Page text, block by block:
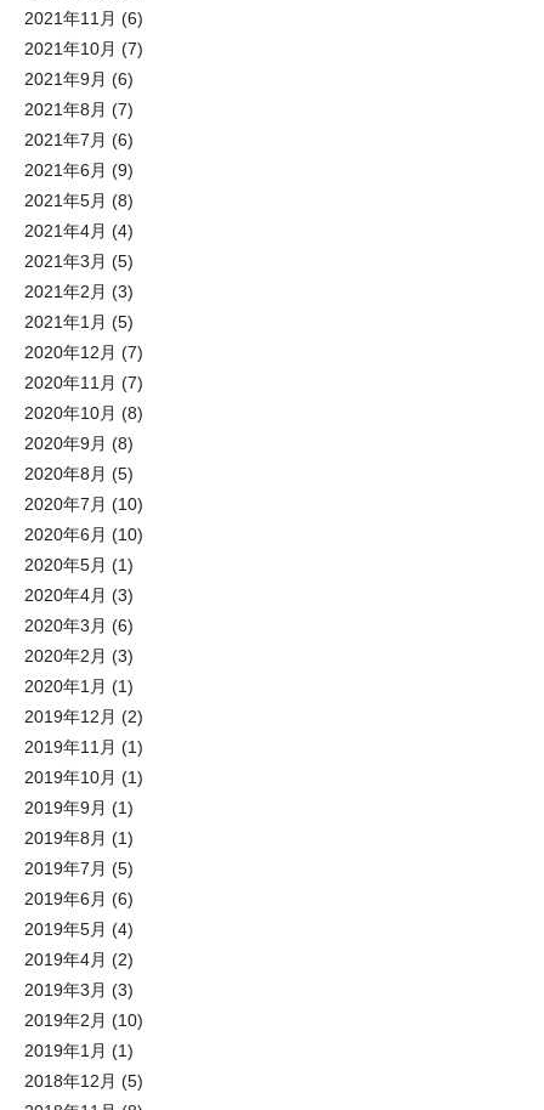
2021年11月 (6)
2021年10月 (7)
2021年9月 (6)
2021年8月 (7)
2021年7月 (6)
2021年6月 (9)
2021年5月 (8)
2021年4月 (4)
2021年3月 (5)
2021年2月 (3)
2021年1月 (5)
2020年12月 (7)
2020年11月 (7)
2020年10月 (8)
2020年9月 (8)
2020年8月 (5)
2020年7月 (10)
2020年6月 (10)
2020年5月 (1)
2020年4月 (3)
2020年3月 (6)
2020年2月 (3)
2020年1月 (1)
2019年12月 (2)
2019年11月 (1)
2019年10月 (1)
2019年9月 (1)
2019年8月 (1)
2019年7月 (5)
2019年6月 (6)
2019年5月 (4)
2019年4月 (2)
2019年3月 (3)
2019年2月 (10)
2019年1月 (1)
2018年12月 (5)